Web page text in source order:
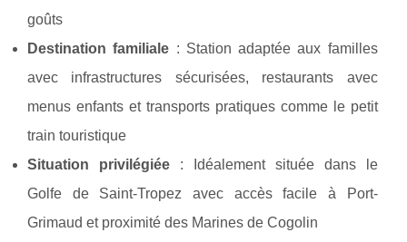
goûts
Destination familiale : Station adaptée aux familles
avec infrastructures sécurisées, restaurants avec
menus enfants et transports pratiques comme le petit
train touristique
Situation privilégiée: Idéalement située dans le
Golfe de Saint-Tropez avec accès facile à Port-
Grimaud et proximité des Marines de Cogolin